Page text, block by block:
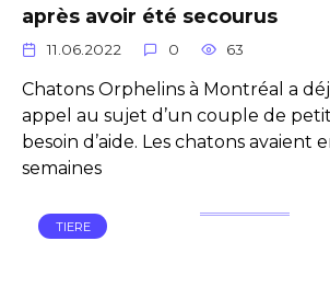
après avoir été secourus
11.06.2022 0 63
Chatons Orphelins à Montréal a
appel au sujet d’un couple de
besoin d’aide. Les chatons avaient
semaines
TIERE